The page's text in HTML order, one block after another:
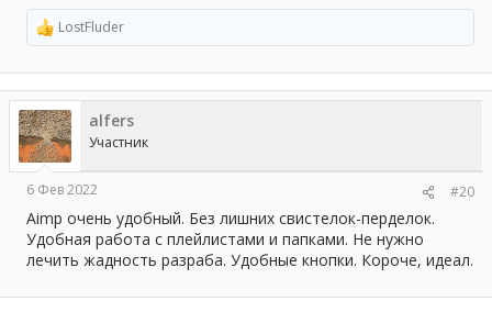
Р
е
а
к
ц
и
и
:
LostFluder
alfers
Участник
6 Фев 2022 #20
Aimp очень удобный. Без лишних свистелок-перделок.
Удобная работа с плейлистами и папками. Не нужно
лечить жадность разраба. Удобные кнопки. Короче, идеал.